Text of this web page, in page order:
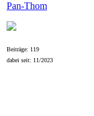
Pan-Thom
Beiträge: 119
dabei seit: 11/2023